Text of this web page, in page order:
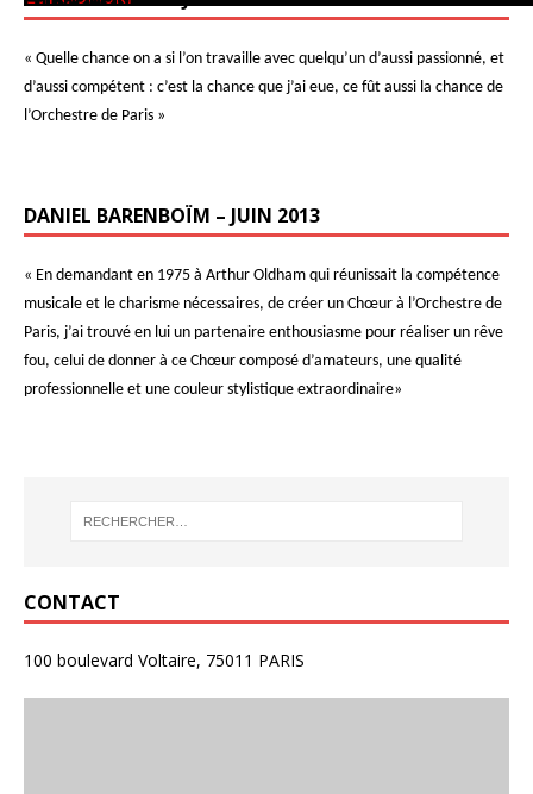
« Quelle chance on a si l’on travaille avec quelqu’un d’aussi passionné, et
d’aussi compétent : c’est la chance que j’ai eue, ce fût aussi la chance de
l’Orchestre de Paris »
DANIEL BARENBOÏM – JUIN 2013
« En demandant en 1975 à Arthur Oldham qui réunissait la compétence
musicale et le charisme nécessaires, de créer un Chœur à l’Orchestre de
Paris, j’ai trouvé en lui un partenaire enthousiasme pour réaliser un rêve
fou, celui de donner à ce Chœur composé d’amateurs, une qualité
professionnelle et une couleur stylistique extraordinaire»
CONTACT
100 boulevard Voltaire, 75011 PARIS